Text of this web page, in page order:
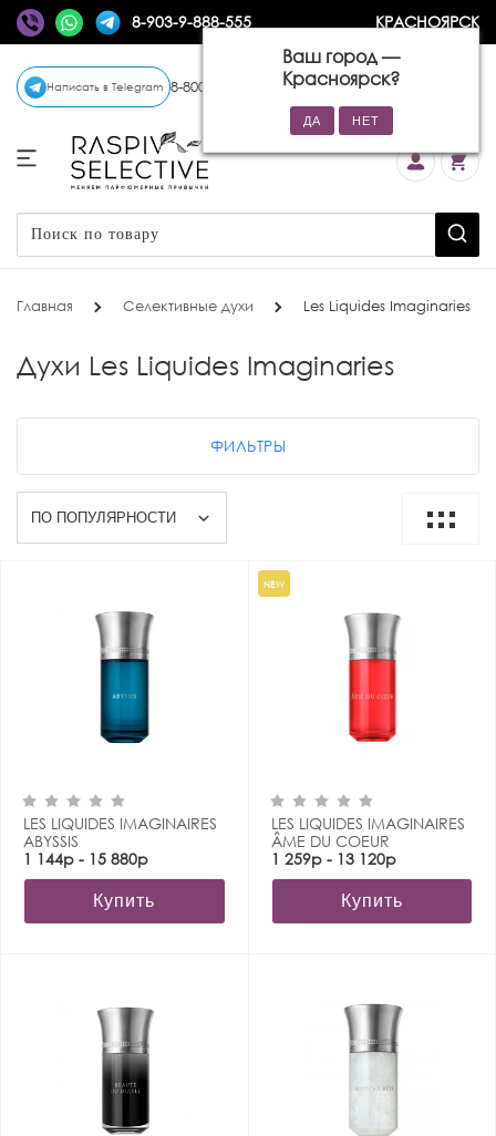
8-903-9-888-555 КРАСНОЯРСК
Ваш город —
Красноярск?
Написать в Telegram 8-800-770-72-34 (бесплатно)
Главная Селективные духи Les Liquides Imaginaries
Духи Les Liquides Imaginaries
ФИЛЬТРЫ
LES LIQUIDES IMAGINAIRES
ABYSSIS
1 144р - 15 880р
Купить
NEW
LES LIQUIDES IMAGINAIRES
ÂME DU COEUR
1 259р - 13 120р
Купить